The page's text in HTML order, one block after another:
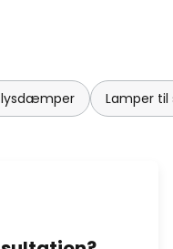
lysdæmper Lamper